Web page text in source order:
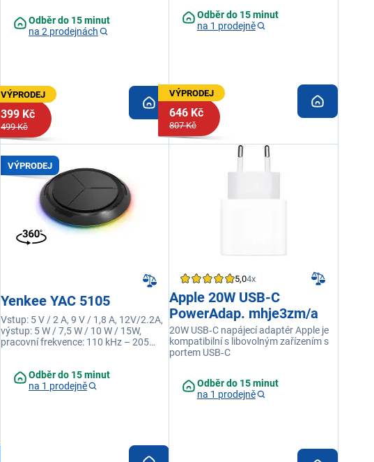
Odběr do 15 minut
na 2 prodejnách
VÝPRODEJ
399 Kč
499 Kč
Odběr do 15 minut
na 1 prodejně
VÝPRODEJ
646 Kč
807 Kč
VÝPRODEJ
Yenkee YAC 5105
Vstup: 5 V / 2 A, 9 V / 1,8 A, 12V/2.2A,
výstup: 5 W / 7,5 W / 10 W / 15W,
pracovní frekvence: 110 kHz – 205
Odběr do 15 minut
na 1 prodejně
5,04x
Apple 20W USB-C
PowerAdap. mhje3zm/a
20W USB‑C napájecí adaptér Apple je
kompatibilní s libovolným zařízením s
portem USB‑C
Odběr do 15 minut
na 1 prodejně